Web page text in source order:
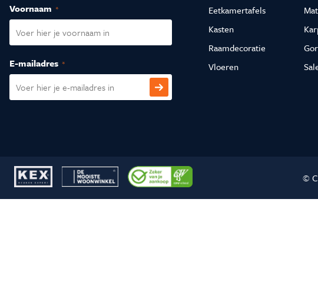
Voornaam (Vereist)
E-mailadres (Vereist)
Eetkamertafels
Kasten
Raamdecoratie
Vloeren
©